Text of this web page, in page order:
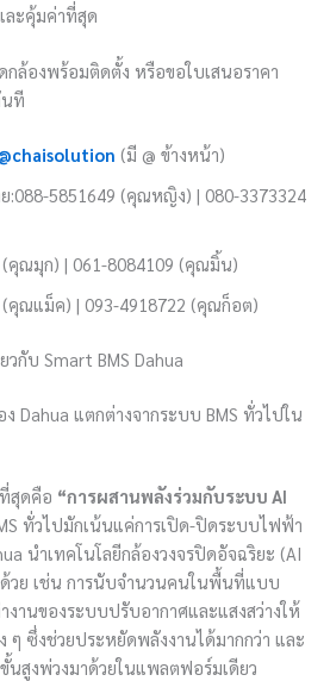
ะคุ้มค่าที่สุด
ล้องพร้อมติดตั้ง หรือขอใบเสนอราคา
นที
(มี @ ข้างหน้า)
:088-5851649 (คุณหญิง) | 080-3373324
(คุณมุก) | 061-8084109 (คุณมิ้น)
(คุณแม็ค) | 093-4918722 (คุณก็อต)
กับ Smart BMS Dahua
Dahua แตกต่างจากระบบ BMS ทั่วไปใน
สุดคือ “การผสานพลังร่วมกับระบบ AI
ทั่วไปมักเน้นแค่การเปิด-ปิดระบบไฟฟ้า
นำเทคโนโลยีกล้องวงจรปิดอัจฉริยะ (AI
ด้วย เช่น การนับจำนวนคนในพื้นที่แบบ
านของระบบปรับอากาศและแสงสว่างให้
ๆ ซึ่งช่วยประหยัดพลังงานได้มากกว่า และ
นสูงพ่วงมาด้วยในแพลตฟอร์มเดียว